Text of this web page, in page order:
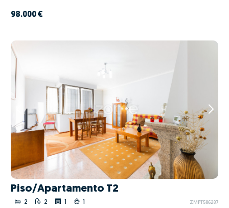
98.000 €
Piso/Apartamento T2
2 2 1 1 ZMPT586287